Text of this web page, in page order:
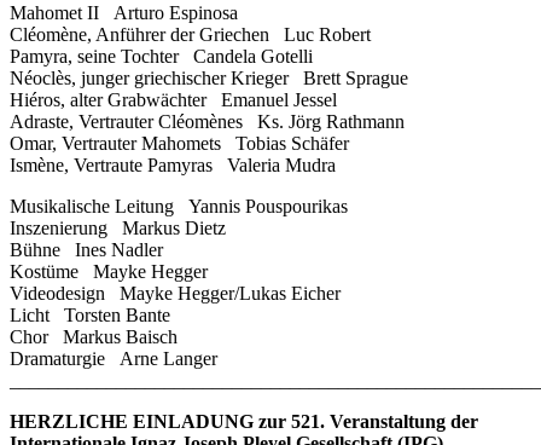
Mahomet II Arturo Espinosa
Cléomène, Anführer der Griechen Luc Robert
Pamyra, seine Tochter Candela Gotelli
Néoclès, junger griechischer Krieger Brett Sprague
Hiéros, alter Grabwächter Emanuel Jessel
Adraste, Vertrauter Cléomènes Ks. Jörg Rathmann
Omar, Vertrauter Mahomets Tobias Schäfer
Ismène, Vertraute Pamyras Valeria Mudra
Musikalische Leitung Yannis Pouspourikas
Inszenierung Markus Dietz
Bühne Ines Nadler
Kostüme Mayke Hegger
Videodesign Mayke Hegger/Lukas Eicher
Licht Torsten Bante
Chor Markus Baisch
Dramaturgie Arne Langer
HERZLICHE EINLADUNG zur 521. Veranstaltung der